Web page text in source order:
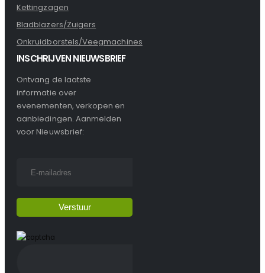
Kettingzagen
Bladblazers/Zuigers
Onkruidborstels/Veegmachines
INSCHRIJVEN NIEUWSBRIEF
Ontvang de laatste
informatie over
evenementen, verkopen en
aanbiedingen. Aanmelden
voor Nieuwsbrief: